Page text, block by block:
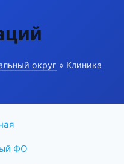
округ » Клиника
ФО